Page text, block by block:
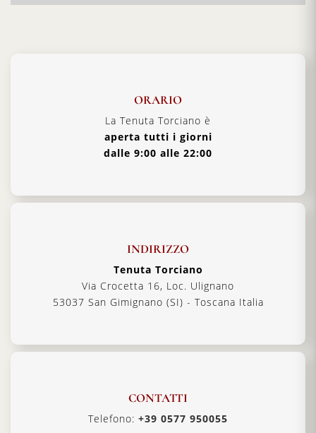
ORARIO
La Tenuta Torciano è
aperta tutti i giorni
dalle 9:00 alle 22:00
INDIRIZZO
Tenuta Torciano
Via Crocetta 16, Loc. Ulignano
53037 San Gimignano (SI) - Toscana Italia
CONTATTI
Telefono: +39 0577 950055